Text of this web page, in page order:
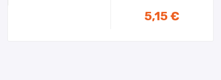
5,15 €